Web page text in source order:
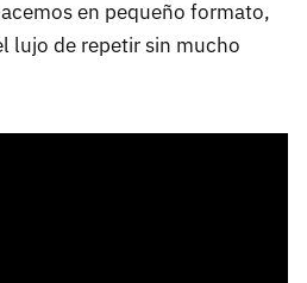
en pequeño formato,
lujo de repetir sin mucho